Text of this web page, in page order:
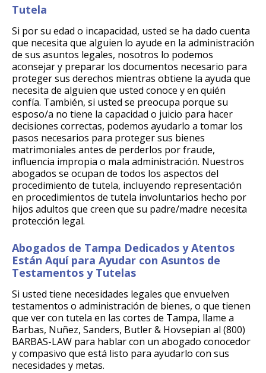
Tutela
Si por su edad o incapacidad, usted se ha dado cuenta
que necesita que alguien lo ayude en la administración
de sus asuntos legales, nosotros lo podemos
aconsejar y preparar los documentos necesario para
proteger sus derechos mientras obtiene la ayuda que
necesita de alguien que usted conoce y en quién
confía. También, si usted se preocupa porque su
esposo/a no tiene la capacidad o juicio para hacer
decisiones correctas, podemos ayudarlo a tomar los
pasos necesarios para proteger sus bienes
matrimoniales antes de perderlos por fraude,
influencia impropia o mala administración. Nuestros
abogados se ocupan de todos los aspectos del
procedimiento de tutela, incluyendo representación
en procedimientos de tutela involuntarios hecho por
hijos adultos que creen que su padre/madre necesita
protección legal.
Abogados de Tampa Dedicados y Atentos
Están Aquí para Ayudar con Asuntos de
Testamentos y Tutelas
Si usted tiene necesidades legales que envuelven
testamentos o administración de bienes, o que tienen
que ver con tutela en las cortes de Tampa, llame a
Barbas, Nuñez, Sanders, Butler & Hovsepian al (800)
BARBAS-LAW para hablar con un abogado conocedor
y compasivo que está listo para ayudarlo con sus
necesidades y metas.